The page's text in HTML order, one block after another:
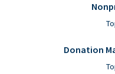
Donation